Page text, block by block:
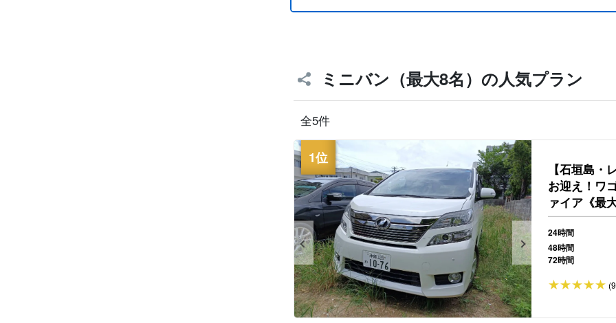
ミニバン（最大8名）の人気プラン
全5件
【石垣島・
お迎え！ワ
ァイア《最
（No.r-44）
24時間
48時間
72時間